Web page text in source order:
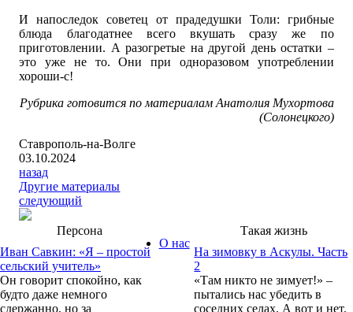
И напоследок советец от прадедушки Толи: грибные
блюда благодатнее всего вкушать сразу же по
приготовлении. А разогретые на другой день остатки –
это уже не то. Они при одноразовом употреблении
хороши-с!
Рубрика готовится по материалам Анатолия Мухортова
(Солонецкого)
Ставрополь-на-Волге
03.10.2024
назад
Другие материалы
следующий
Персона
Иван Савкин: «Я – простой
сельский учитель»
Он говорит спокойно, как
будто даже немного
сдержанно, но за
Такая жизнь
На зимовку в Аскулы. Часть
2
«Там никто не зимует!» –
пытались нас убедить в
соседних селах. А вот и нет.
О нас